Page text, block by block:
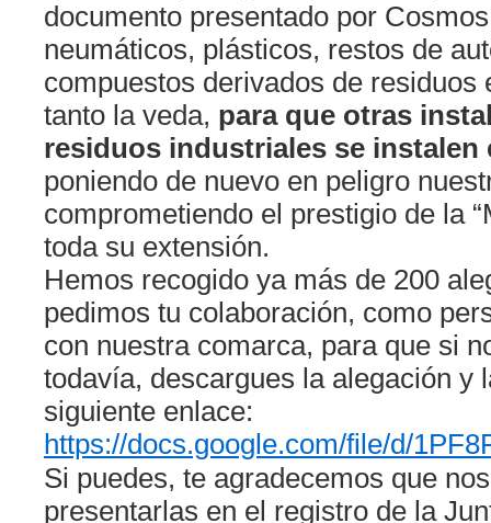
documento presentado por
neumáticos, plásticos, restos de
compuestos derivados de residuos
tanto la veda, para que otras
residuos industriales se instalen
poniendo de nuevo en peligro
comprometiendo el prestigio de la
toda su extensión.
Hemos recogido ya más de 200
pedimos tu colaboración, como
con nuestra comarca, para que si
todavía, descargues la alegación y
siguiente enlace:
https://docs.google.com/file/d/
Si puedes, te agradecemos que
presentarlas en el registro de la